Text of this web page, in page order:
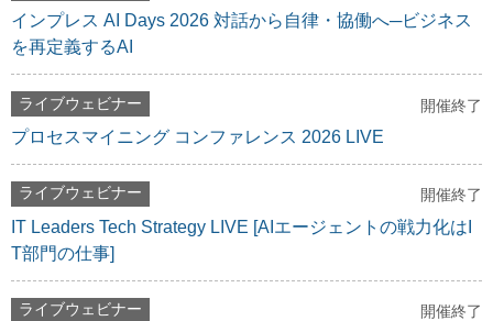
インプレス AI Days 2026 対話から自律・協働へ─ビジネス
を再定義するAI
ライブウェビナー 開催終了
プロセスマイニング コンファレンス 2026 LIVE
ライブウェビナー 開催終了
IT Leaders Tech Strategy LIVE [AIエージェントの戦力化はI
T部門の仕事]
ライブウェビナー 開催終了